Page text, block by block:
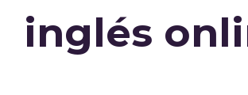
inglés